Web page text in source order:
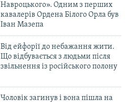
Навроцького». Одним з перших
кавалерів Ордена Білого Орла був
Іван Мазепа
Від ейфорії до небажання жити.
Що відбувається з людьми після
звільнення із російського полону
Чоловік загинув і вона пішла на